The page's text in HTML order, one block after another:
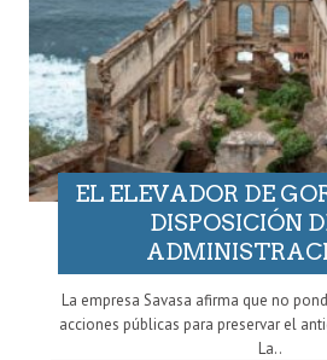
EL ELEVADOR DE
DISPOSICIÓN
La empresa Savasa afirma que no
acciones públicas para preservar el
La..